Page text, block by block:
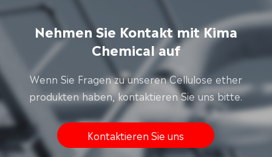
Nehmen Sie Kontakt mit Kima
Chemical auf
Wenn Sie Fragen zu unseren Cellulose ether
produkten haben, kontaktieren Sie uns bitte.
Kontaktieren Sie uns